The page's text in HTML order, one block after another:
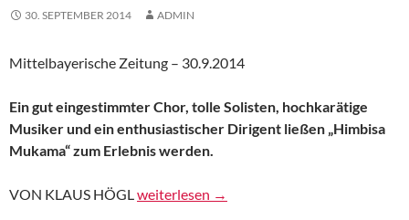
30. SEPTEMBER 2014 ADMIN
Mittelbayerische Zeitung – 30.9.2014
Ein gut eingestimmter Chor, tolle Solisten, hochkarätige
Musiker und ein enthusiastischer Dirigent ließen „Himbisa
Mukama“ zum Erlebnis werden.
VON KLAUS HÖGLSo fanden sich Mozart und Afrika – MZ
weiterlesen →